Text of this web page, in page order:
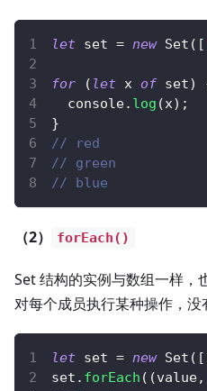
let set = new Set ( [
for ( let x of set)
console. log (x) ;
}
// red
// green
// blue
（2） forEach()
Set 结构的实例与数组一样，
对每个成员执行某种操作，没
let set = new Set ( [
set . forEach ( (value,